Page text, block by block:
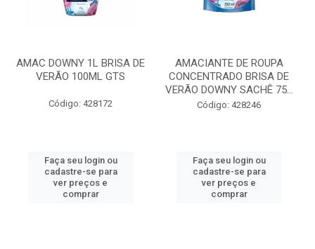
AMAC DOWNY 1L BRISA DE
VERÃO 100ML GTS
Código: 428172
Faça seu login ou
cadastre-se para
ver preços e
comprar
AMACIANTE DE ROUPA
CONCENTRADO BRISA DE
VERÃO DOWNY SACHÊ 75...
Código: 428246
Faça seu login ou
cadastre-se para
ver preços e
comprar